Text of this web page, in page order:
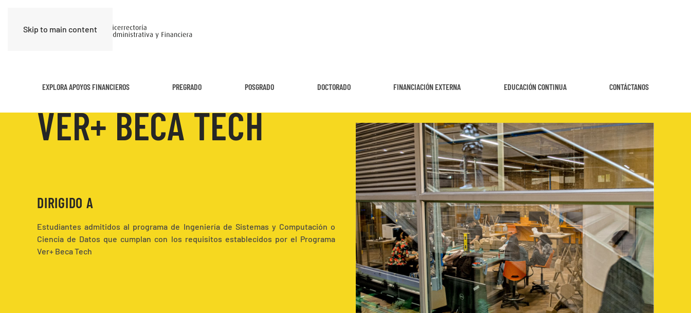
Skip to main content
EXPLORA APOYOS FINANCIEROS PREGRADO POSGRADO DOCTORADO FINANCIACIÓN EXTERNA EDUCACIÓN CONTINUA CONTÁCTANOS
VER+ BECA TECH
DIRIGIDO A
Estudiantes admitidos al programa de Ingeniería de Sistemas y Computación o
Ciencia de Datos que cumplan con los requisitos establecidos por el Programa
Ver+ Beca Tech